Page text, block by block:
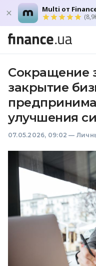
Multi от
Сокращение
закрытие
улучшения
07.05.2026, 09:02 —